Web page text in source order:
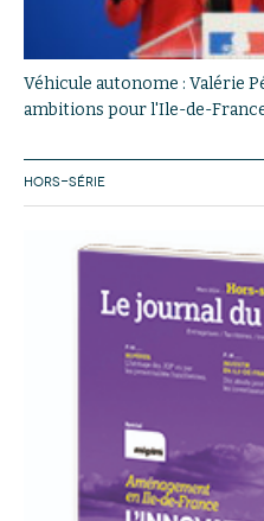
Véhicule autonome : Valérie
ambitions pour l'Ile-de-
HORS-SÉRIE